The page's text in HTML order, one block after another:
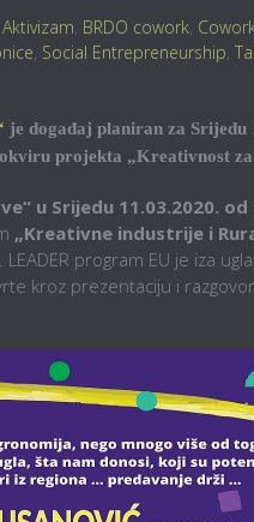
Aktivizam, BRDO cowork,
, Social Entrepreneurship,
je događaj planiran za
projekta „Kreativnost
u Srijedu 11.03.2020. od
„Kreativne industrije i
program EU je iza
kroz prezentaciju i